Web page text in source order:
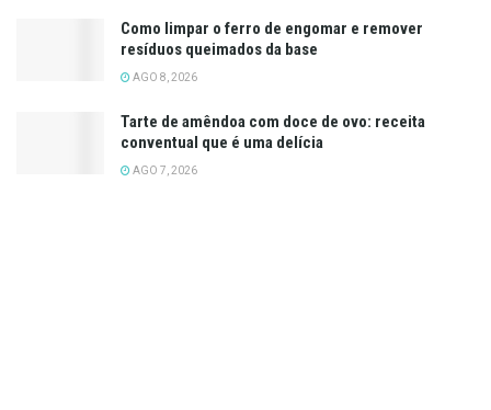
Como limpar o ferro de engomar e remover
resíduos queimados da base
AGO 8, 2026
Tarte de amêndoa com doce de ovo: receita
conventual que é uma delícia
AGO 7, 2026